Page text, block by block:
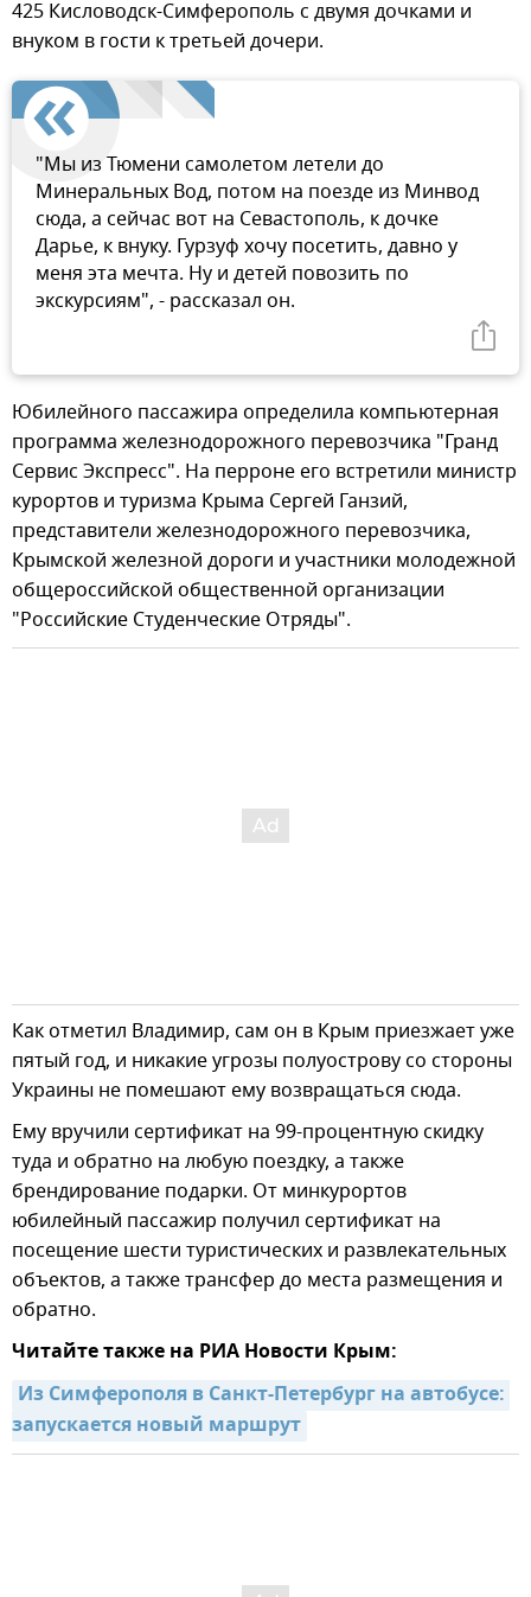
425 Кисловодск-Симферополь с двумя дочками и
внуком в гости к третьей дочери.
"Мы из Тюмени самолетом летели до
Минеральных Вод, потом на поезде из Минвод
сюда, а сейчас вот на Севастополь, к дочке
Дарье, к внуку. Гурзуф хочу посетить, давно у
меня эта мечта. Ну и детей повозить по
экскурсиям", - рассказал он.
Юбилейного пассажира определила компьютерная
программа железнодорожного перевозчика "Гранд
Сервис Экспресс". На перроне его встретили министр
курортов и туризма Крыма Сергей Ганзий,
представители железнодорожного перевозчика,
Крымской железной дороги и участники молодежной
общероссийской общественной организации
"Российские Студенческие Отряды".
Как отметил Владимир, сам он в Крым приезжает уже
пятый год, и никакие угрозы полуострову со стороны
Украины не помешают ему возвращаться сюда.
Ему вручили сертификат на 99-процентную скидку
туда и обратно на любую поездку, а также
брендирование подарки. От минкурортов
юбилейный пассажир получил сертификат на
посещение шести туристических и развлекательных
объектов, а также трансфер до места размещения и
обратно.
Читайте также на РИА Новости Крым:
Из Симферополя в Санкт-Петербург на автобусе:
запускается новый маршрут